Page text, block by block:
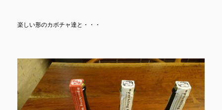
楽しい形のカボチャ達と・・・